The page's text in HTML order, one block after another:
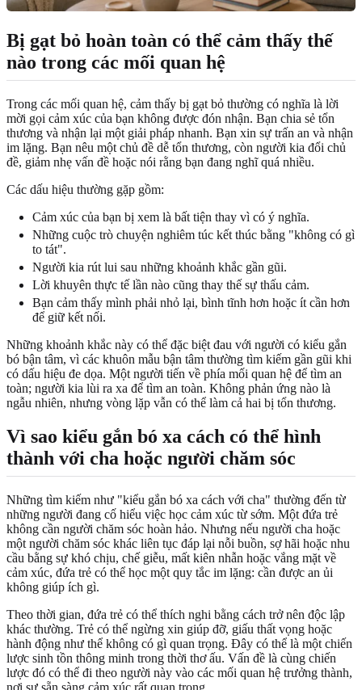
Bị gạt bỏ hoàn toàn có thể cảm thấy thế
nào trong các mối quan hệ
Trong các mối quan hệ, cảm thấy bị gạt bỏ thường có nghĩa là lời
mời gọi cảm xúc của bạn không được đón nhận. Bạn chia sẻ tổn
thương và nhận lại một giải pháp nhanh. Bạn xin sự trấn an và nhận
im lặng. Bạn nêu một chủ đề dễ tổn thương, còn người kia đổi chủ
đề, giảm nhẹ vấn đề hoặc nói rằng bạn đang nghĩ quá nhiều.
Các dấu hiệu thường gặp gồm:
Cảm xúc của bạn bị xem là bất tiện thay vì có ý nghĩa.
Những cuộc trò chuyện nghiêm túc kết thúc bằng "không có gì
to tát".
Người kia rút lui sau những khoảnh khắc gần gũi.
Lời khuyên thực tế lần nào cũng thay thế sự thấu cảm.
Bạn cảm thấy mình phải nhỏ lại, bình tĩnh hơn hoặc ít cần hơn
để giữ kết nối.
Những khoảnh khắc này có thể đặc biệt đau với người có kiểu gắn
bó bận tâm, vì các khuôn mẫu bận tâm thường tìm kiếm gần gũi khi
có dấu hiệu đe dọa. Một người tiến về phía mối quan hệ để tìm an
toàn; người kia lùi ra xa để tìm an toàn. Không phản ứng nào là
ngẫu nhiên, nhưng vòng lặp vẫn có thể làm cả hai bị tổn thương.
Vì sao kiểu gắn bó xa cách có thể hình
thành với cha hoặc người chăm sóc
Những tìm kiếm như "kiểu gắn bó xa cách với cha" thường đến từ
những người đang cố hiểu việc học cảm xúc từ sớm. Một đứa trẻ
không cần người chăm sóc hoàn hảo. Nhưng nếu người cha hoặc
một người chăm sóc khác liên tục đáp lại nỗi buồn, sợ hãi hoặc nhu
cầu bằng sự khó chịu, chế giễu, mất kiên nhẫn hoặc vắng mặt về
cảm xúc, đứa trẻ có thể học một quy tắc im lặng: cần được an ủi
không giúp ích gì.
Theo thời gian, đứa trẻ có thể thích nghi bằng cách trở nên độc lập
khác thường. Trẻ có thể ngừng xin giúp đỡ, giấu thất vọng hoặc
hành động như thể không có gì quan trọng. Đây có thể là một chiến
lược sinh tồn thông minh trong thời thơ ấu. Vấn đề là cùng chiến
lược đó có thể đi theo người này vào các mối quan hệ trưởng thành,
nơi sự sẵn sàng cảm xúc rất quan trọng.